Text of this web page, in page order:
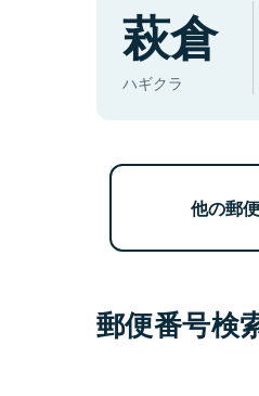
萩倉
ハギクラ
他の郵
郵便番号検